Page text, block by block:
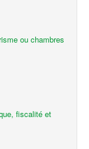
ou chambres
fiscalité et